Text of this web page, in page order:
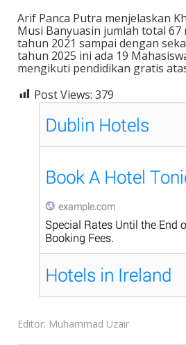
Arif Panca Putra menjelaskan
Musi Banyuasin jumlah total 67
tahun 2021 sampai dengan
tahun 2025 ini ada 19
mengikuti pendidikan gratis
Post Views: 379
Editor: Muhammad Uzair